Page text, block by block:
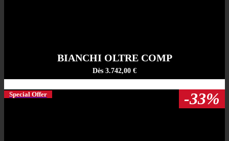
BIANCHI OLTRE COMP
Dès 3.742,00 €
Special Offer -33%